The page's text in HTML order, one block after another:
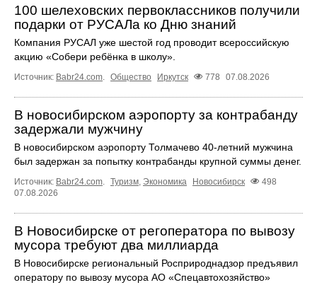
100 шелеховских первоклассников получили
подарки от РУСАЛа ко Дню знаний
Компания РУСАЛ уже шестой год проводит всероссийскую
акцию «Собери ребёнка в школу».
Источник: Babr24.com. Общество Иркутск 778 07.08.2026
В новосибирском аэропорту за контрабанду
задержали мужчину
В новосибирском аэропорту Толмачево 40-летний мужчина
был задержан за попытку контрабанды крупной суммы денег.
Источник: Babr24.com. Туризм, Экономика Новосибирск
498
07.08.2026
В Новосибирске от регоператора по вывозу
мусора требуют два миллиарда
В Новосибирске региональный Росприроднадзор предъявил
оператору по вывозу мусора АО «Спецавтохозяйство»